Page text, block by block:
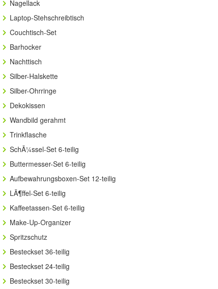
Nagellack
Laptop-Stehschreibtisch
Couchtisch-Set
Barhocker
Nachttisch
Silber-Halskette
Silber-Ohrringe
Dekokissen
Wandbild gerahmt
Trinkflasche
SchÃ¼ssel-Set 6-teilig
Buttermesser-Set 6-teilig
Aufbewahrungsboxen-Set 12-teilig
LÃ¶ffel-Set 6-teilig
Kaffeetassen-Set 6-teilig
Make-Up-Organizer
Spritzschutz
Besteckset 36-teilig
Besteckset 24-teilig
Besteckset 30-teilig